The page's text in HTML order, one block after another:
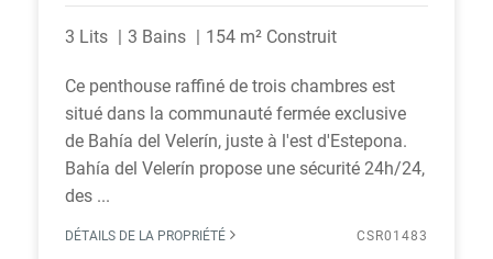
3 Lits 3 Bains 154 m² Construit
Ce penthouse raffiné de trois chambres est
situé dans la communauté fermée exclusive
de Bahía del Velerín, juste à l'est d'Estepona.
Bahía del Velerín propose une sécurité 24h/24,
des ...
DÉTAILS DE LA PROPRIÉTÉ CSR01483